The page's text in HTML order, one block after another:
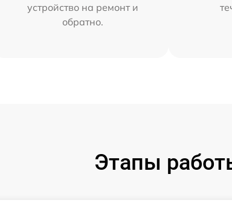
устройство на ремонт и
обратно.
Этапы